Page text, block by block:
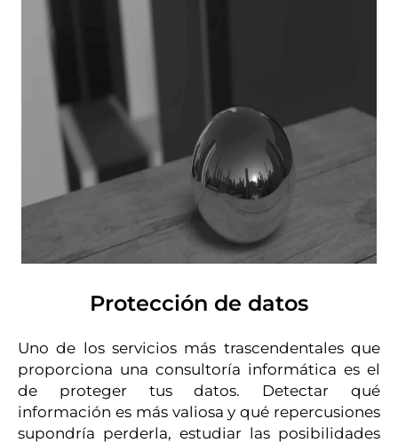
Protección de datos
Uno de los servicios más trascendentales que
proporciona una consultoría informática es el
de proteger tus datos. Detectar qué
información es más valiosa y qué repercusiones
supondría perderla, estudiar las posibilidades